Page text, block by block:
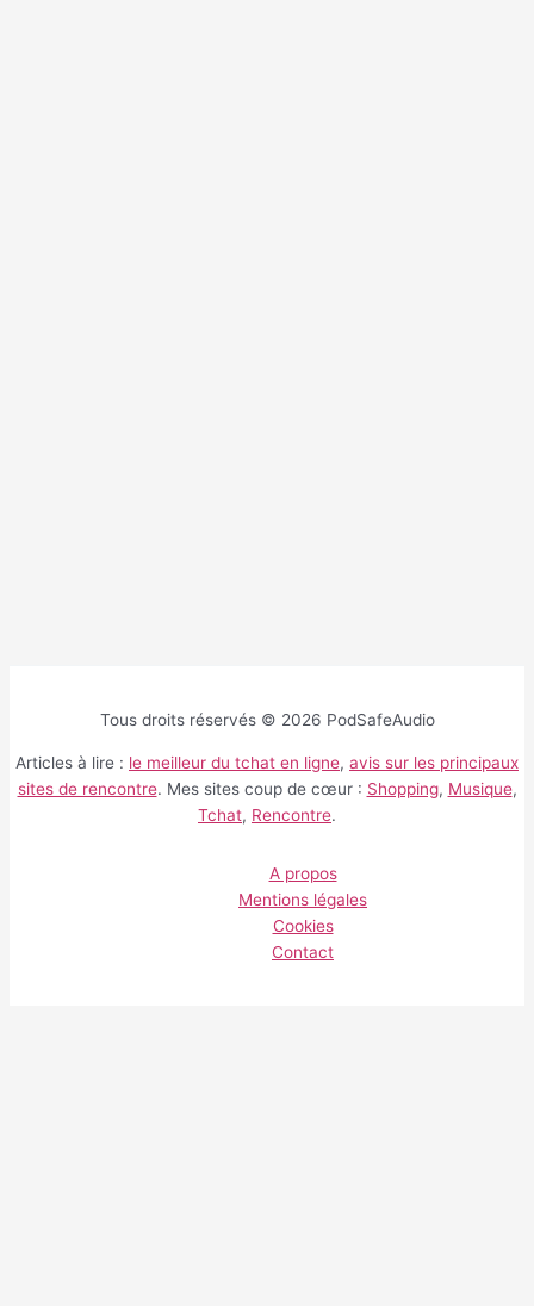
Tous droits réservés © 2026 PodSafeAudio
Articles à lire : le meilleur du tchat en ligne, avis sur les principaux
sites de rencontre. Mes sites coup de cœur : Shopping, Musique,
Tchat, Rencontre.
A propos
Mentions légales
Cookies
Contact